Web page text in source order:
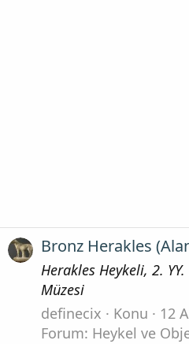
Bronz Herakles
Herakles Heykeli, 2.
Müzesi
definecix
Konu 12
Forum: Heykel ve